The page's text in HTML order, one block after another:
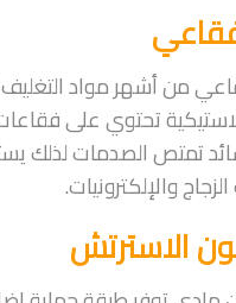
من أشهر مواد
تحتوي على
تمتص الصدمات لذلك
والإلكترونيات.
الاسترتش